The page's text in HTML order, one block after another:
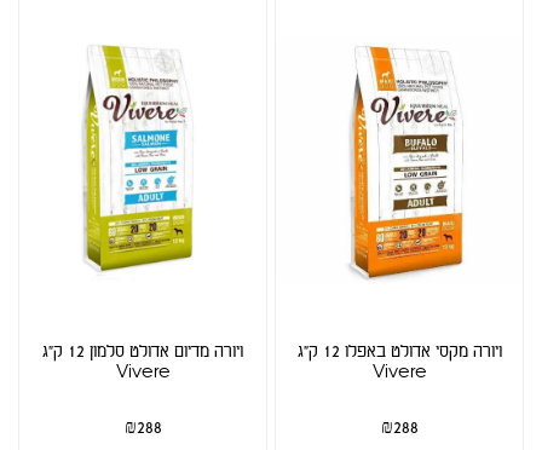
ויורה מקסי אדולט באפלו 12 ק"ג
Vivere
₪288
ויורה מדיום אדולט סלמון 12 ק"ג
Vivere
₪288